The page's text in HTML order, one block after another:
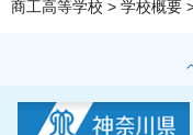
商工高等学校 > 学校概要